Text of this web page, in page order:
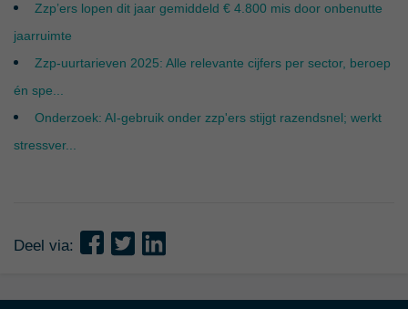
Zzp’ers lopen dit jaar gemiddeld € 4.800 mis door onbenutte
jaarruimte
Zzp-uurtarieven 2025: Alle relevante cijfers per sector, beroep
én spe...
Onderzoek: AI-gebruik onder zzp'ers stijgt razendsnel; werkt
stressver...
Deel via: